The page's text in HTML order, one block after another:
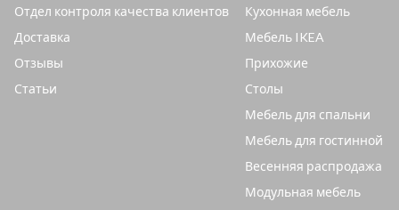
Кухонная мебель
Мебель IKEA
Прихожие
Столы
Мебель для спальни
Мебель для гостинной
Весенняя распродажа
Модульная мебель
Отдел контроля качества клиентов
Доставка
Отзывы
Статьи